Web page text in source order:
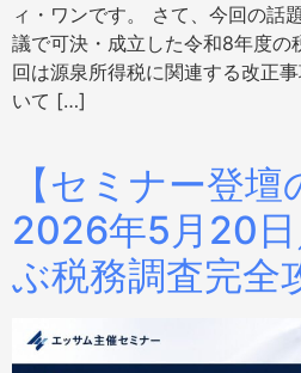
ィ・ワンです。 さて、今回の話
議で可決・成立した令和8年度の
回は源泉所得税に関連する改正
いて […]
【セミナー登壇
2026年5月20
ぶ税務調査完全